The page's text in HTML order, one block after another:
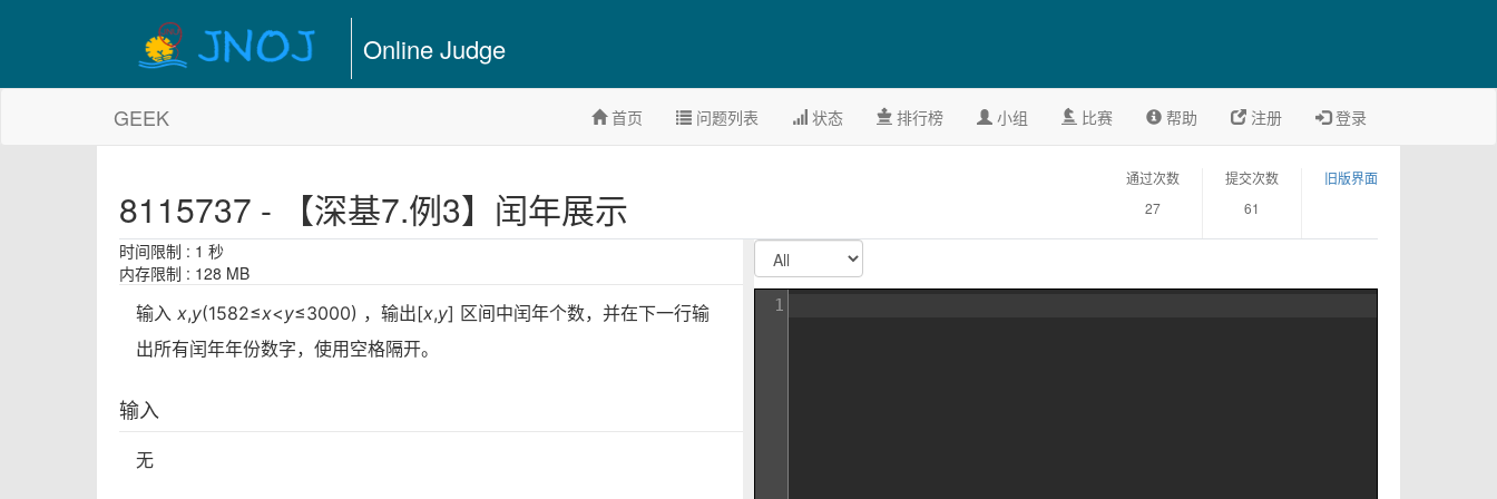
Online Judge
GEEK 首页 问题列表 状态 排行榜 小组 比赛 帮助 注册 登录
8115737 - 【深基7.例3】闰年展示
通过次数
27
提交次数
61
旧版界面
时间限制 : 1 秒
内存限制 : 128 MB
输入 x,y(1582≤x<y≤3000) ，输出[x,y] 区间中闰年个数，并在下一行输
出所有闰年年份数字，使用空格隔开。
输入
无
1